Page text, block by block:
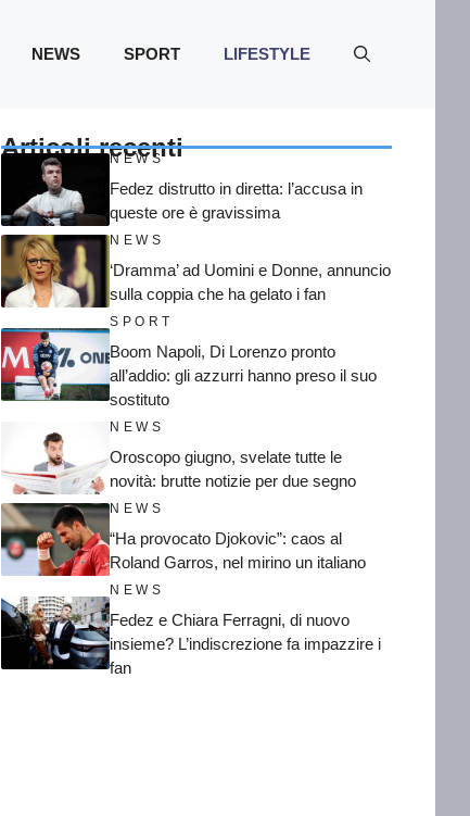
NEWS SPORT LIFESTYLE
Articoli recenti
NEWS
Fedez distrutto in diretta: l’accusa in
queste ore è gravissima
NEWS
‘Dramma’ ad Uomini e Donne, annuncio
sulla coppia che ha gelato i fan
SPORT
Boom Napoli, Di Lorenzo pronto
all’addio: gli azzurri hanno preso il suo
sostituto
NEWS
Oroscopo giugno, svelate tutte le
novità: brutte notizie per due segno
NEWS
“Ha provocato Djokovic”: caos al
Roland Garros, nel mirino un italiano
NEWS
Fedez e Chiara Ferragni, di nuovo
insieme? L’indiscrezione fa impazzire i
fan